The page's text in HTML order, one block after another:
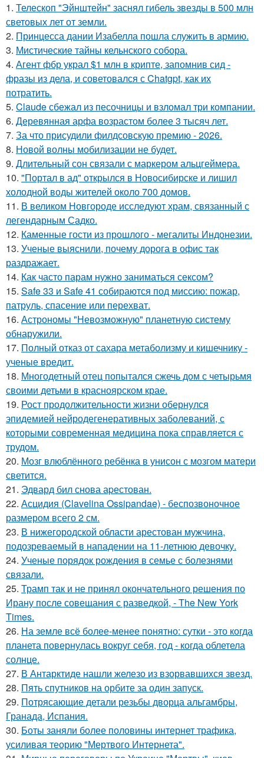
1. Телескоп "Эйнштейн" заснял гибель звезды в 500 млн
световых лет от земли.
2. Принцесса дании Изабелла пошла служить в армию.
3. Мистические тайны кельнского собора.
4. Агент фбр украл $1 млн в крипте, запомнив сид -
фразы из дела, и советовался с Chatgpt, как их
потратить.
5. Claude сбежал из песочницы и взломал три компании.
6. Деревянная арфа возрастом более 3 тысяч лет.
7. За что присудили филдсовскую премию - 2026.
8. Новой волны мобилизации не будет.
9. Длительный сон связали с маркером альцгеймера.
10. "Портал в ад" открылся в Новосибирске и лишил
холодной воды жителей около 700 домов.
11. В великом Новгороде исследуют храм, связанный с
легендарным Садко.
12. Каменные гости из прошлого - мегалиты Индонезии.
13. Ученые выяснили, почему дорога в офис так
раздражает.
14. Как часто парам нужно заниматься сексом?
15. Safe 33 и Safe 41 собираются под миссию: пожар,
патруль, спасение или перехват.
16. Астрономы "Невозможную" планетную систему
обнаружили.
17. Полный отказ от сахара метаболизму и кишечнику -
ученые вредит.
18. Многодетный отец попытался сжечь дом с четырьмя
своими детьми в красноярском крае.
19. Рост продолжительности жизни обернулся
эпидемией нейродегенеративных заболеваний, с
которыми современная медицина пока справляется с
трудом.
20. Мозг влюблённого ребёнка в унисон с мозгом матери
светится.
21. Эдвард бил снова аpестован.
22. Асцидия (Clavelina Ossipandae) - беспозвоночное
размером всего 2 см.
23. В нижегородской области арестован мужчина,
подозреваемый в нападении на 11-летнюю девочку.
24. Ученые порядок рождения в семье с болезнями
связали.
25. Трамп так и не принял окончательного решения по
Ирану после совещания с разведкой, - The New York
Times.
26. На земле всё более-менее понятно: сутки - это когда
планета повернулась вокруг себя, год - когда облетела
солнце.
27. В Антарктиде нашли железо из взорвавшихся звезд.
28. Пять спутников на орбите за один запуск.
29. Потрясающие детали резьбы дворца альгамбры,
Гранада, Испания.
30. Боты заняли более половины интернет трафика,
усиливая теорию "Мертвого Интернета".